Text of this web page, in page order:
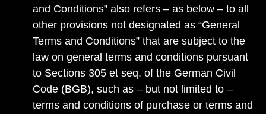
and Conditions” also refers – as below – to all
other provisions not designated as “General
Terms and Conditions” that are subject to the
law on general terms and conditions pursuant
to Sections 305 et seq. of the German Civil
Code (BGB), such as – but not limited to –
terms and conditions of purchase or terms and